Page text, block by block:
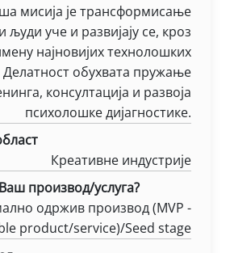
мисија је трансформисање
људи уче и развијају се, кроз
најновијих технолошких
Делатност обухвата пружање
консултација и развоја
психолошкe дијагностике.
Креативне индустрије
Ваш производ/услуга?
одржив производ (MVP -
product/service)/Seed stage